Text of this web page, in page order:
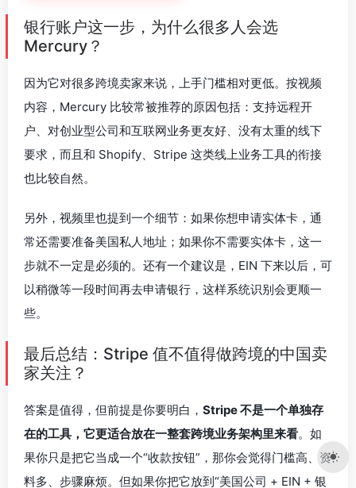
银行账户这一步，为什么很多人会选
Mercury？
因为它对很多跨境卖家来说，上手门槛相对更低。按视频
内容，Mercury 比较常被推荐的原因包括：支持远程开
户、对创业型公司和互联网业务更友好、没有太重的线下
要求，而且和 Shopify、Stripe 这类线上业务工具的衔接
也比较自然。
另外，视频里也提到一个细节：如果你想申请实体卡，通
常还需要准备美国私人地址；如果你不需要实体卡，这一
步就不一定是必须的。还有一个建议是，EIN 下来以后，可
以稍微等一段时间再去申请银行，这样系统识别会更顺一
些。
最后总结：Stripe 值不值得做跨境的中国卖
家关注？
答案是值得，但前提是你要明白， Stripe 不是一个单独存
在的工具，它更适合放在一整套跨境业务架构里来看。如
果你只是把它当成一个“收款按钮”，那你会觉得门槛高、资
料多、步骤麻烦。但如果你把它放到“美国公司 + EIN + 银